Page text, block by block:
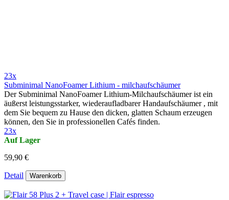
23x
Subminimal NanoFoamer Lithium - milchaufschäumer
Der Subminimal NanoFoamer Lithium-Milchaufschäumer ist ein
äußerst leistungsstarker, wiederaufladbarer Handaufschäumer , mit
dem Sie bequem zu Hause den dicken, glatten Schaum erzeugen
können, den Sie in professionellen Cafés finden.
23x
Auf Lager
59,90 €
Detail Warenkorb